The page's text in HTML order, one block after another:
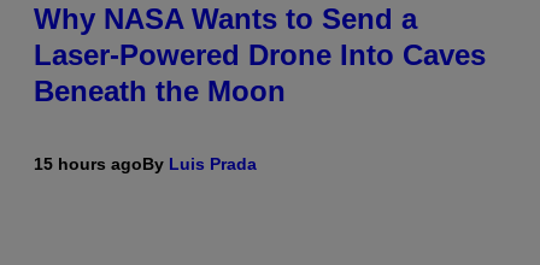
Why NASA Wants to Send a
Laser-Powered Drone Into Caves
Beneath the Moon
15 hours agoBy Luis Prada